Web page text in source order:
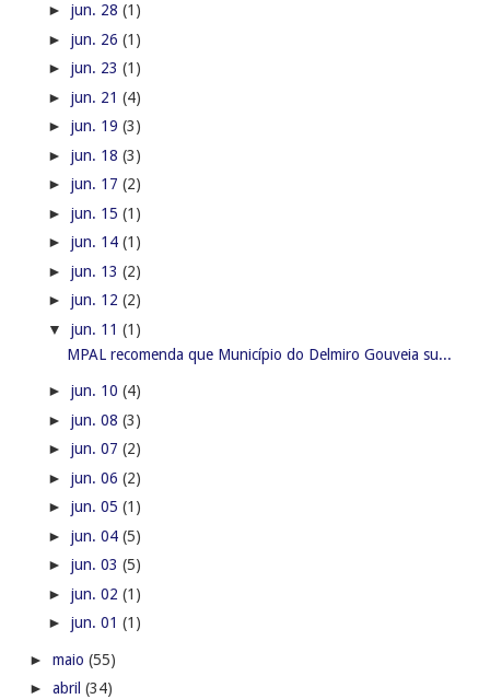
► jun. 28 (1)
► jun. 26 (1)
► jun. 23 (1)
► jun. 21 (4)
► jun. 19 (3)
► jun. 18 (3)
► jun. 17 (2)
► jun. 15 (1)
► jun. 14 (1)
► jun. 13 (2)
► jun. 12 (2)
▼ jun. 11 (1)
MPAL recomenda que Município do Delmiro Gouveia su...
► jun. 10 (4)
► jun. 08 (3)
► jun. 07 (2)
► jun. 06 (2)
► jun. 05 (1)
► jun. 04 (5)
► jun. 03 (5)
► jun. 02 (1)
► jun. 01 (1)
► maio (55)
► abril (34)